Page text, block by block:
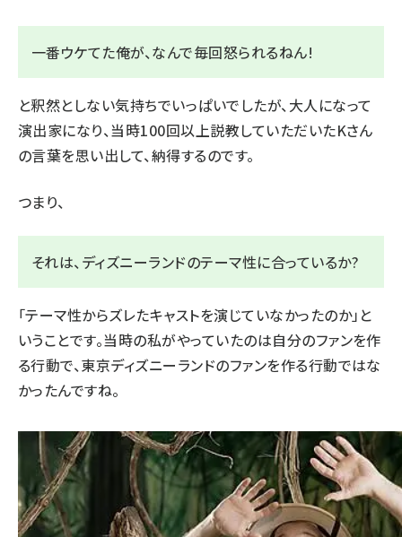
一番ウケてた俺が、なんで毎回怒られるねん!
と釈然としない気持ちでいっぱいでしたが、大人になって
演出家になり、当時100回以上説教していただいたKさん
の言葉を思い出して、納得するのです。
つまり、
それは、ディズニーランドのテーマ性に合っているか?
「テーマ性からズレたキャストを演じていなかったのか」と
いうことです。当時の私がやっていたのは自分のファンを作
る行動で、東京ディズニーランドのファンを作る行動ではな
かったんですね。